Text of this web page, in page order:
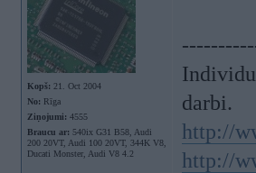
Kopš: 21. Oct 2004
No: Rīga
Ziņojumi: 4555
Braucu ar: 540ix G31 B58, Audi
200 20VT, Audi 100 20VT, 344K V8,
Ducati Monster, Audi V8 4.2
darbi.
http://
http://